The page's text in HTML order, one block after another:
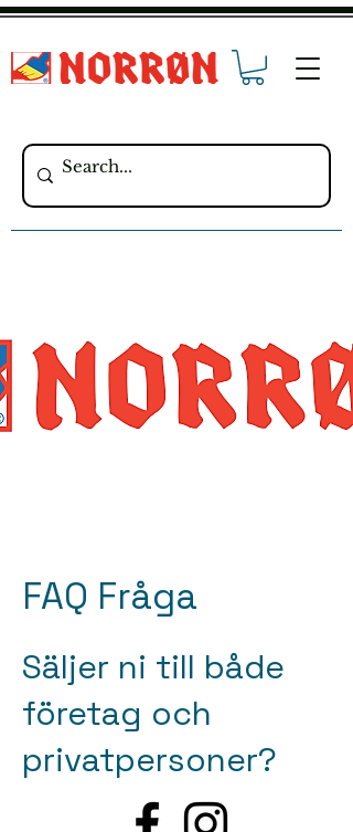
FAQ Fråga
Säljer ni till både
företag och
privatpersoner?